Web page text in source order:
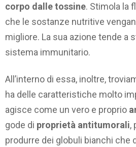
corpo dalle tossine. Stimola la
che le sostanze nutritive
migliore. La sua azione tende a
sistema immunitario.
All’interno di essa, inoltre,
ha delle caratteristiche molto
agisce come un vero e proprio
gode di proprietà antitumorali,
produrre dei globuli bianchi che